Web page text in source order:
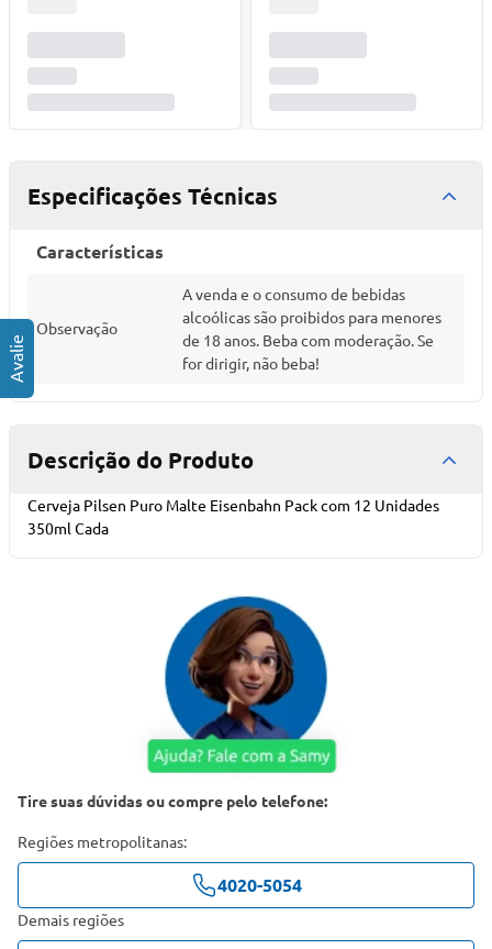
Especificações Técnicas
Características
Observação
A venda e o consumo de bebidas
alcoólicas são proibidos para menores
de 18 anos. Beba com moderação. Se
for dirigir, não beba!
Descrição do Produto
Cerveja Pilsen Puro Malte Eisenbahn Pack com 12 Unidades
350ml Cada
Tire suas dúvidas ou compre pelo telefone:
Regiões metropolitanas:
4020-5054
Demais regiões